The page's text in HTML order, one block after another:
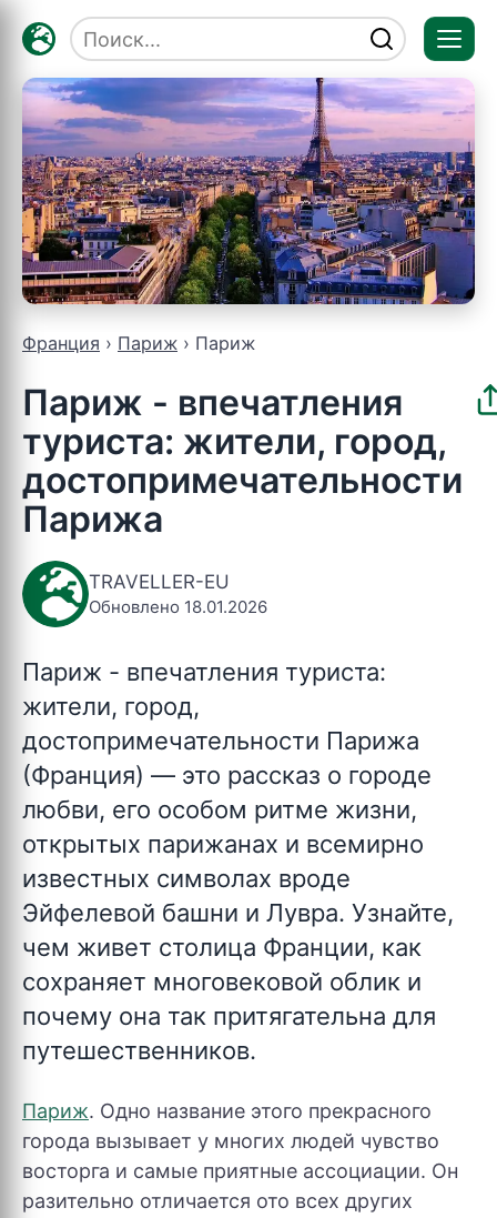
Франция Париж Париж
Париж - впечатления
туриста: жители, город,
достопримечательности
Парижа
TRAVELLER-EU
Обновлено 18.01.2026
Париж - впечатления туриста:
жители, город,
достопримечательности Парижа
(Франция) — это рассказ о городе
любви, его особом ритме жизни,
открытых парижанах и всемирно
известных символах вроде
Эйфелевой башни и Лувра. Узнайте,
чем живет столица Франции, как
сохраняет многовековой облик и
почему она так притягательна для
путешественников.
Париж. Одно название этого прекрасного
города вызывает у многих людей чувство
восторга и самые приятные ассоциации. Он
разительно отличается ото всех других